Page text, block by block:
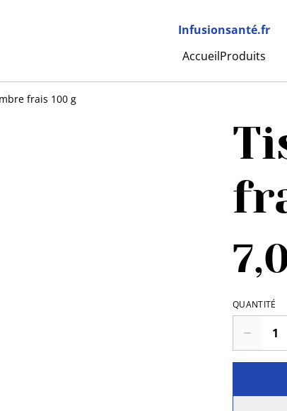
Infusionsanté.fr
AccueilProduits
frais 100 g
QUANTITÉ